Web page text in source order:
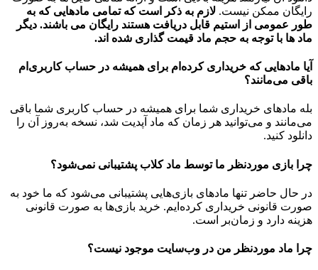
رایگان ممکن نیست. لازم به ذکر است که تمامی مادهایی که به
طور عمومی از استیم قابل دریافت هستند رایگان می باشند. دیگر
ماد ها با توجه به حجم ماد قیمت گذاری شده اند.
آیا مادهایی که خریداری کرده‌ام برای همیشه در حساب‌ کاربری‌ام
باقی می‌مانند؟
بله مادهای خریداری شما برای همیشه در حساب کاربری شما باقی
می‌مانند و می‌توانید هر زمان که ماد آپدیت شد، نسخه به‌روز آن را
دانلود کنید.
چرا بازی موردنظر ما توسط ماد کلاب پشتیبانی نمی‌شود؟
در حال حاضر تنها مادهای بازی‌هایی پشتیبانی می‌شود که ما خود به
صورت قانونی خریداری کرده‌ایم. خرید بازی‌ها به صورت قانونی
هزینه دارد و زمان‌بر است.
چرا ماد موردنظر من در وب‌سایت موجود نیست؟